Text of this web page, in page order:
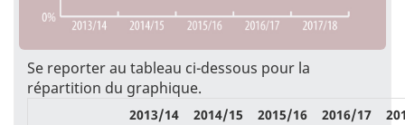
Se reporter au tableau ci-dessous pour la
répartition du graphique.
2013/14 2014/15 2015/16 2016/17